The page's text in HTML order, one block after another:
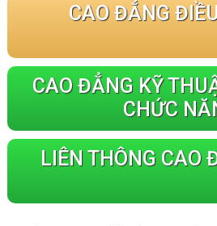
CAO ĐẲNG
CAO ĐẲNG KỸ
CHỨC
LIÊN THÔNG CAO